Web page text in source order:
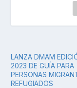
LANZA DMAM
2023 DE GUÍA PARA
PERSONAS
REFUGIADOS